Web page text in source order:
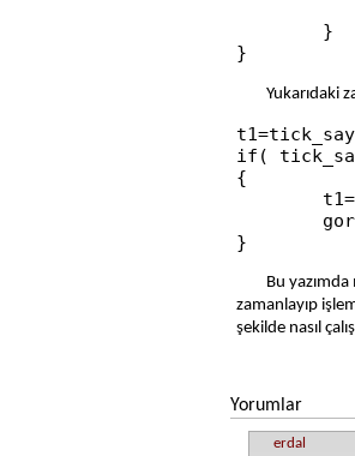
Yukarıdaki
if(
{
Bu
zamanlayıp
şekilde nasıl
Yorumlar
erdal